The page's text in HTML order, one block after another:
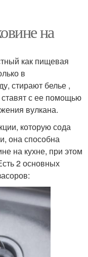
на
как пищевая
в
стирают белье ,
ставят с ее помощью
вулкана.
которую сода
она способна
на кухне, при этом
2 основных